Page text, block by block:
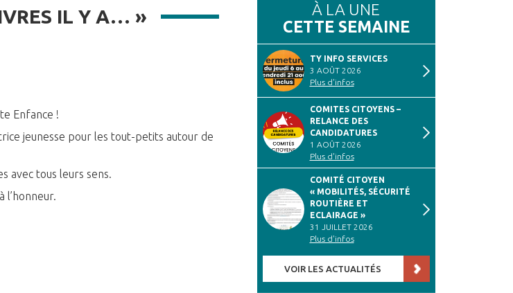
À LA UNE
CETTE SEMAINE
TY INFO SERVICES
3 AOÛT 2026
Plus d'infos
COMITES CITOYENS –
RELANCE DES
CANDIDATURES
1 AOÛT 2026
Plus d'infos
COMITÉ CITOYEN
« MOBILITÉS, SÉCURITÉ
ROUTIÈRE ET
ECLAIRAGE »
31 JUILLET 2026
Plus d'infos
VOIR LES ACTUALITÉS
IL Y A… »
Enfance !
jeunesse pour les tout-petits autour de
avec tous leurs sens.
l’honneur.